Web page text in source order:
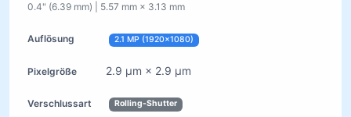
0.4" (6.39 mm) | 5.57 mm × 3.13 mm
2.1 MP (1920×1080)
2.9 µm × 2.9 µm
Rolling-Shutter